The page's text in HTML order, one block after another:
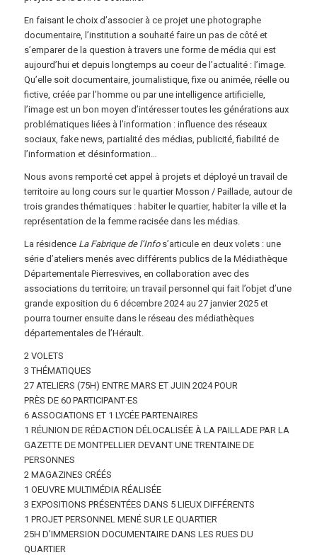
En faisant le choix d’associer à ce projet une photographe
documentaire, l’institution a souhaité faire un pas de côté et
s’emparer de la question à travers une forme de média qui est
aujourd’hui et depuis longtemps au coeur de l’actualité : l’image.
Qu’elle soit documentaire, journalistique, fixe ou animée, réelle ou
fictive, créée par l’homme ou par une intelligence artificielle,
l’image est un bon moyen d’intéresser toutes les générations aux
problématiques liées à l’information : influence des réseaux
sociaux, fake news, partialité des médias, publicité, fiabilité de
l’information et désinformation…
Nous avons remporté cet appel à projets et déployé un travail de
territoire au long cours sur le quartier Mosson / Paillade, autour de
trois grandes thématiques : habiter le quartier, habiter la ville et la
représentation de la femme racisée dans les médias.
La résidence La Fabrique de l’Infos’articule en deux volets : une
série d’ateliers menés avec différents publics de la Médiathèque
Départementale Pierresvives, en collaboration avec des
associations du territoire; un travail personnel qui fait l’objet d’une
grande exposition du 6 décembre 2024 au 27 janvier 2025 et
pourra tourner ensuite dans le réseau des médiathèques
départementales de l’Hérault.
2 VOLETS
3THÉMATIQUES
27 ATELIERS (75H) ENTRE MARS ET JUIN 2024 POUR
PRÈS DE 60 PARTICIPANT·ES
6 ASSOCIATIONS ET 1 LYCÉE PARTENAIRES
1 RÉUNION DE RÉDACTION DÉLOCALISÉE À LA PAILLADE PAR LA
GAZETTE DE MONTPELLIER DEVANT UNE TRENTAINE DE
PERSONNES
2 MAGAZINES CRÉÉS
1 OEUVRE MULTIMÉDIA RÉALISÉE
3 EXPOSITIONS PRÉSENTÉES DANS 5 LIEUX DIFFÉRENTS
1 PROJET PERSONNEL MENÉ SUR LE QUARTIER
25H D’IMMERSION DOCUMENTAIRE DANS LES RUES DU
QUARTIER